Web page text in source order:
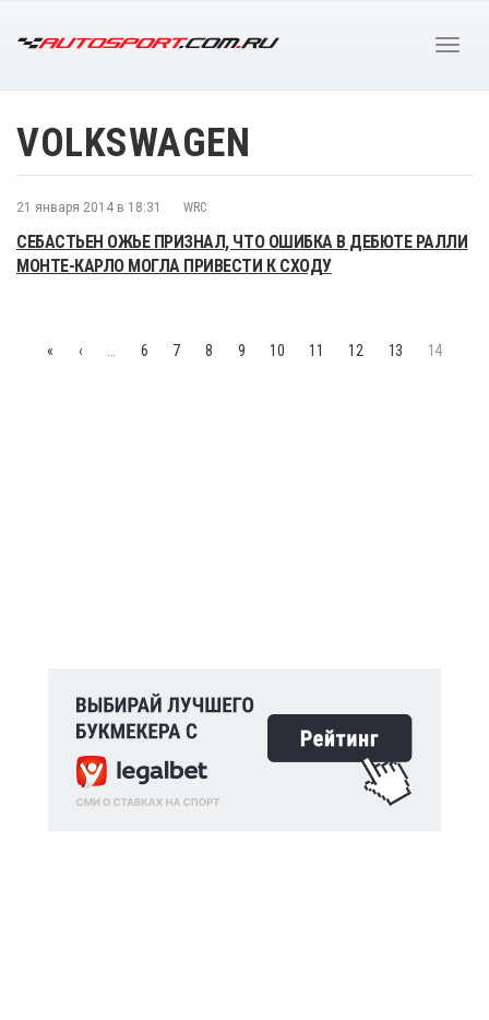
VOLKSWAGEN
21 января 2014 в 18:31 WRC
СЕБАСТЬЕН ОЖЬЕ ПРИЗНАЛ, ЧТО ОШИБКА В ДЕБЮТЕ РАЛЛИ
МОНТЕ-КАРЛО МОГЛА ПРИВЕСТИ К СХОДУ
« ‹ 6 7 8 9 10 11 12 13 14